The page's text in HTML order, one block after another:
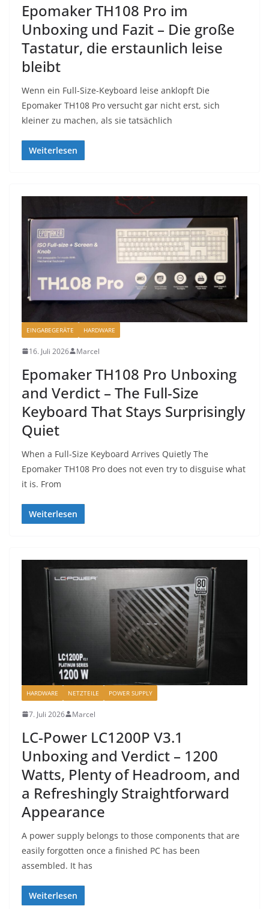
Epomaker TH108 Pro im
Unboxing und Fazit – Die große
Tastatur, die erstaunlich leise
bleibt
Wenn ein Full-Size-Keyboard leise anklopft Die
Epomaker TH108 Pro versucht gar nicht erst, sich
kleiner zu machen, als sie tatsächlich
Weiterlesen
EINGABEGERÄTE HARDWARE
16. Juli 2026 Marcel
Epomaker TH108 Pro Unboxing
and Verdict – The Full-Size
Keyboard That Stays Surprisingly
Quiet
When a Full-Size Keyboard Arrives Quietly The
Epomaker TH108 Pro does not even try to disguise what
it is. From
Weiterlesen
HARDWARE NETZTEILE POWER SUPPLY
7. Juli 2026 Marcel
LC-Power LC1200P V3.1
Unboxing and Verdict – 1200
Watts, Plenty of Headroom, and
a Refreshingly Straightforward
Appearance
A power supply belongs to those components that are
easily forgotten once a finished PC has been
assembled. It has
Weiterlesen